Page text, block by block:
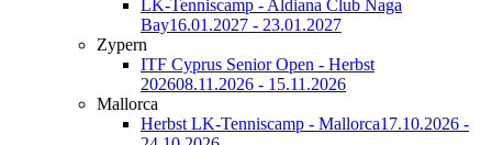
LK-Tenniscamp - Aldiana Club Naga
Bay16.01.2027 - 23.01.2027
Zypern
ITF Cyprus Senior Open - Herbst
202608.11.2026 - 15.11.2026
Mallorca
Herbst LK-Tenniscamp - Mallorca17.10.2026 -